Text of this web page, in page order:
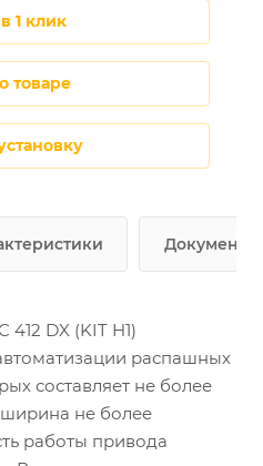
в 1 клик
товаре
Документы
DX (KIT H1)
распашных
составляет не более
не более
работы привода